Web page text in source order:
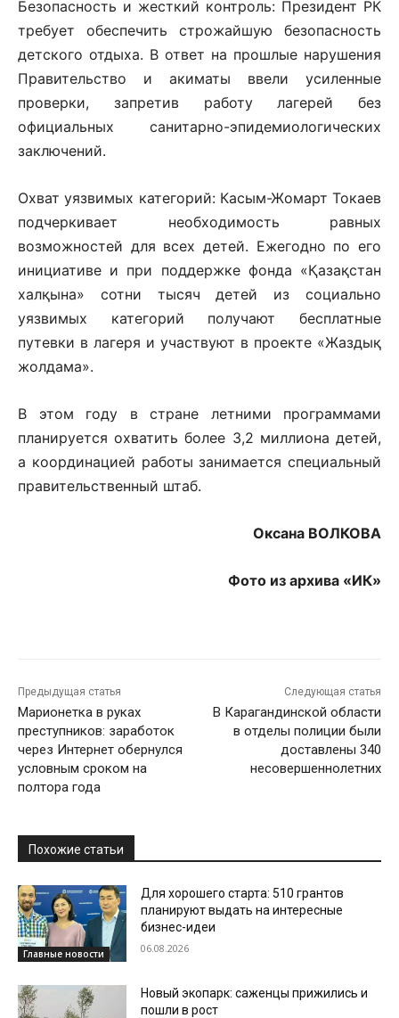
Безопасность и жесткий контроль: Президент РК
требует обеспечить строжайшую безопасность
детского отдыха. В ответ на прошлые нарушения
Правительство и акиматы ввели усиленные
проверки, запретив работу лагерей без
официальных санитарно-эпидемиологических
заключений.
Охват уязвимых категорий: Касым-Жомарт Токаев
подчеркивает необходимость равных
возможностей для всех детей. Ежегодно по его
инициативе и при поддержке фонда «Қазақстан
халқына» сотни тысяч детей из социально
уязвимых категорий получают бесплатные
путевки в лагеря и участвуют в проекте «Жаздық
жолдама».
В этом году в стране летними программами
планируется охватить более 3,2 миллиона детей,
а координацией работы занимается специальный
правительственный штаб.
Оксана ВОЛКОВА
Фото из архива «ИК»
Предыдущая статья
Марионетка в руках
преступников: заработок
через Интернет обернулся
условным сроком на
полтора года
Следующая статья
В Карагандинской области
в отделы полиции были
доставлены 340
несовершеннолетних
Похожие статьи
Главные новости
Для хорошего старта: 510 грантов
планируют выдать на интересные
бизнес-идеи
06.08.2026
Новый экопарк: саженцы прижились и
пошли в рост